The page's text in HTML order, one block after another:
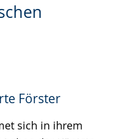
Förster
sich in ihrem